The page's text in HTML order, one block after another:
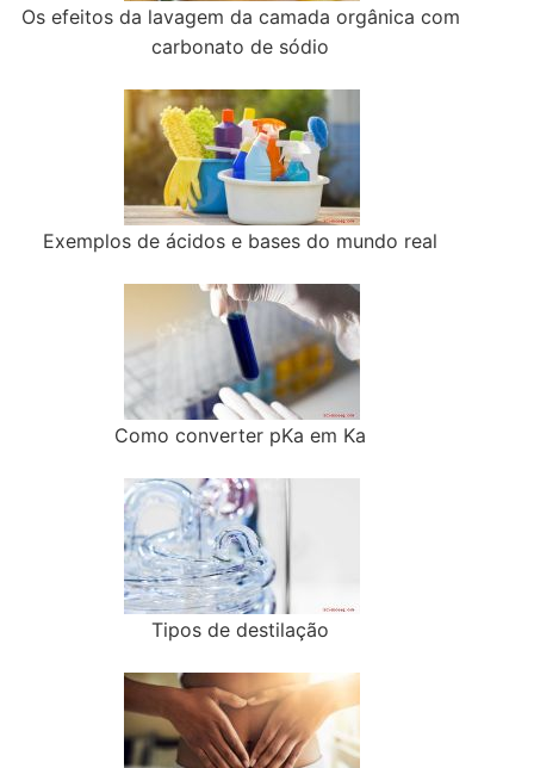
Os efeitos da lavagem da camada orgânica com
carbonato de sódio
Exemplos de ácidos e bases do mundo real
Como converter pKa em Ka
Tipos de destilação